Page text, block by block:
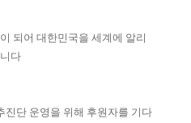
되어 대한민국을 세계에 알리
다
진단 운영을 위해 후원자를 기다